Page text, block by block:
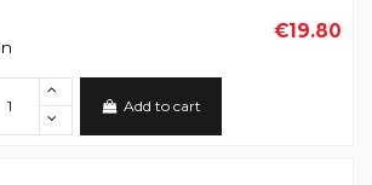
€19.80
Add to cart